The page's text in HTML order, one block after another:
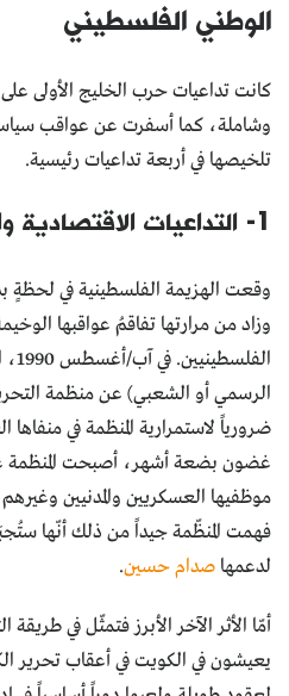
الوطني الفلسطيني
كانت تداعيات حرب الخليج الأولى
وشاملة، كما أسفرت عن عواقب
تلخيصها في أربعة تداعيات رئيسية.
1- التداعيات الاقتصادية والاجتماعية
وقعت الهزيمة الفلسطينية في لحظةٍ
وزاد من مرارتها تفاقمُ عواقبها
الرسمي أو الشعبي) عن منظمة
غضون بضعة أشهر، أصبحت المنظمة
موظفيها العسكريين والمدنيين
فهمت المنظّمة جيداً من ذلك أنّها
لدعمها صدام حسين.
أمّا الأثر الآخر الأبرز فتمثّل في
يعيشون في الكويت في أعقاب تحرير